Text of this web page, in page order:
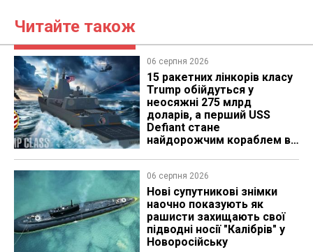
Читайте також
06 серпня 2026
15 ракетних лінкорів класу
Trump обійдуться у
неосяжні 275 млрд
доларів, а перший USS
Defiant стане
найдорожчим кораблем в
06 серпня 2026
Нові супутникові знімки
наочно показують як
рашисти захищають свої
підводні носії "Калібрів" у
Новоросійську